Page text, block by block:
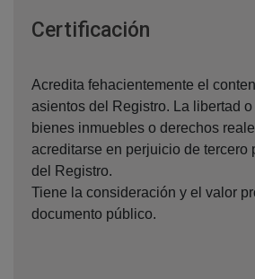
Certificación
Acredita fehacientemente el
asientos del Registro. La libertad
bienes inmuebles o derechos
acreditarse en perjuicio de tercero
del Registro.
Tiene la consideración y el valor
documento público.